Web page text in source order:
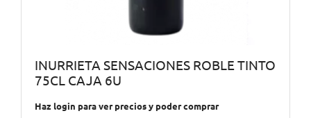
INURRIETA SENSACIONES ROBLE TINTO
75CL CAJA 6U
Haz login para ver precios y poder comprar